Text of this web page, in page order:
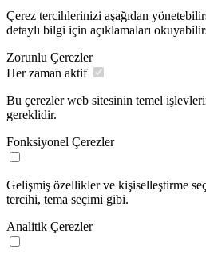
Çerez tercihlerinizi aşağıdan
detaylı bilgi için açıklamaları
Zorunlu Çerezler
Her zaman aktif
Bu çerezler web sitesinin temel
gereklidir.
Fonksiyonel Çerezler
Gelişmiş özellikler ve kişiselleştirme
tercihi, tema seçimi gibi.
Analitik Çerezler